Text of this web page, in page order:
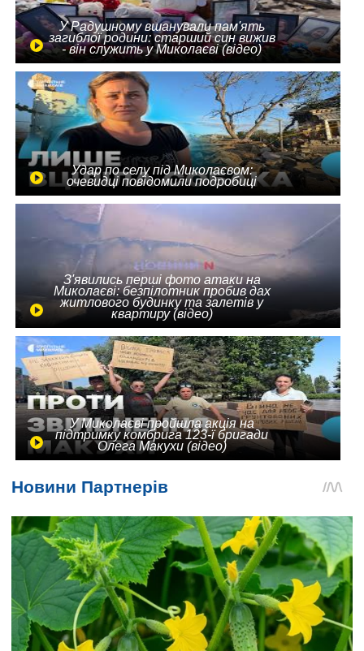
У Радушному вшанували пам'ять
загиблої родини: старший син вижив
- він служить у Миколаєві (відео)
Удар по селу під Миколаєвом:
очевидці повідомили подробиці
З'явились перші фото атаки на
Миколаєві: безпілотник пробив дах
житлового будинку та залетів у
квартиру (відео)
У Миколаєві пройшла акція на
підтримку комбрига 123-ї бригади
Олега Макухи (відео)